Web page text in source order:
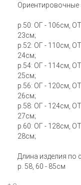
р.50: ОГ - 106см,
23см;
р.52: ОГ - 110см,
24см;
р.54: ОГ - 114см,
25см;
р.56: ОГ - 120см,
26см;
р.58: ОГ - 124см,
27см;
р.60: ОГ - 128см,
28см;
Длина изделия по
р. 58, 60 - 85см